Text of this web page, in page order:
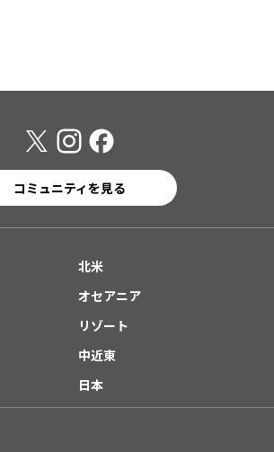
コミュニティを見る
北米
オセアニア
リゾート
中近東
日本